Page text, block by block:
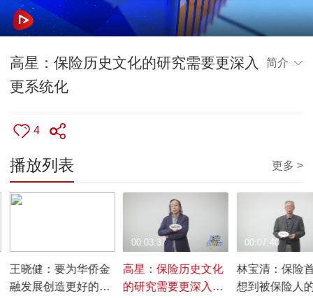
高星：保险历史文化的研究需要更深入
更系统化
简介
4
播放列表 更多 >
王晓健：要为华侨金
融发展创造更好的政
高星：保险历史文化
的研究需要更深入更
00:03:37
林宝清：保险
想到被保险人
00:07:40